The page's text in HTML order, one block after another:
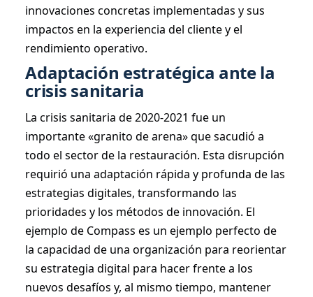
innovaciones concretas implementadas y sus
impactos en la experiencia del cliente y el
rendimiento operativo.
Adaptación estratégica ante la
crisis sanitaria
La crisis sanitaria de 2020-2021 fue un
importante «granito de arena» que sacudió a
todo el sector de la restauración. Esta disrupción
requirió una adaptación rápida y profunda de las
estrategias digitales, transformando las
prioridades y los métodos de innovación. El
ejemplo de Compass es un ejemplo perfecto de
la capacidad de una organización para reorientar
su estrategia digital para hacer frente a los
nuevos desafíos y, al mismo tiempo, mantener